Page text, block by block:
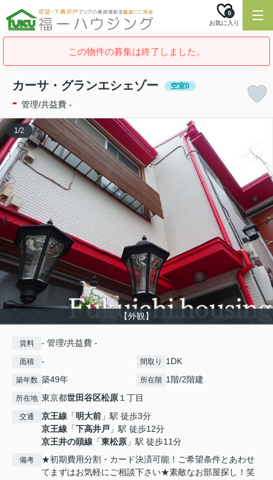
お気に入り
0
この物件の募集は終了しました。
カーサ・グランエシェゾー 空室0
- 管理/共益費 -
【外観】
1/2
賃料 - 管理/共益費 -
面積 - 間取り 1DK
築年数 築49年 所在階 1階/2階建
所在地 東京都世田谷区松原１丁目
交通 京王線 「明大前 」駅 徒歩3分
京王線 「下高井戸 」駅 徒歩12分
京王井の頭線 「東松原 」駅 徒歩11分
備考
★初期費用分割・カード決済可能！ご希望条件とあわせ
てまずはお気軽にご相談下さい★素敵なお部屋探し！笑